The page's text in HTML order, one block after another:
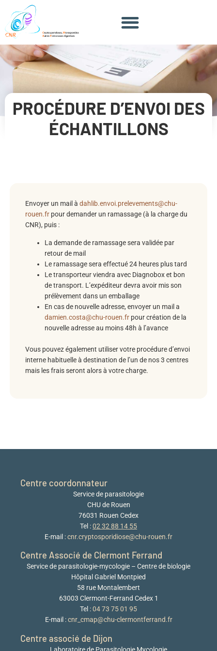
PROCÉDURE D’ENVOI DES
ÉCHANTILLONS
Envoyer un mail à dahlib.envoi.prelevements@chu-
rouen.fr pour demander un ramassage (à la charge du
CNR), puis :
La demande de ramassage sera validée par
retour de mail
Le ramassage sera effectué 24 heures plus tard
Le transporteur viendra avec Diagnobox et bon
de transport. L’expéditeur devra avoir mis son
prélèvement dans un emballage
En cas de nouvelle adresse, envoyer un mail a
damien.costa@chu-rouen.fr pour création de la
nouvelle adresse au moins 48h à l’avance
Vous pouvez également utiliser votre procédure d’envoi
interne habituelle à destination de l’un de nos 3 centres
mais les frais seront alors à votre charge.
Centre coordonnateur
Service de parasitologie
CHU de Rouen
76031 Rouen Cedex
Tel :02 32 88 14 55
E-mail :cnr.cryptosporidiose@chu-rouen.fr
Centre Associé de Clermont Ferrand
Service de parasitologie-mycologie – Centre de biologie
Hôpital Gabriel Montpied
58 rue Montalembert
63003 Clermont-Ferrand Cedex 1
Tel :04 73 75 01 95
E-mail :cnr_cmap@chu-clermontferrand.fr
Centre associé de Dijon